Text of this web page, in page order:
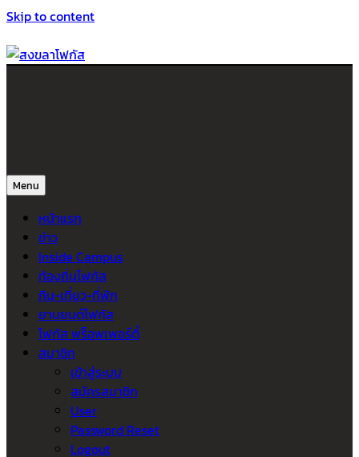
Skip to content
Menu
หน้าแรก
ข่าว
Inside Campus
ท้องถิ่นโฟกัส
กิน-เที่ยว-ที่พัก
ยานยนต์โฟกัส
โฟกัส พร็อพเพอร์ตี้
สมาชิก
เข้าสู่ระบบ
สมัครสมาชิก
User
Password Reset
Logout